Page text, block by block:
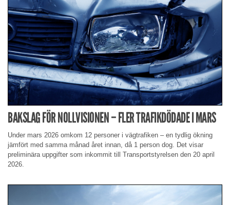
BAKSLAG FÖR NOLLVISIONEN – FLER TRAFIKDÖDADE I MARS
Under mars 2026 omkom 12 personer i vägtrafiken – en tydlig ökning
jämfört med samma månad året innan, då 1 person dog. Det visar
preliminära uppgifter som inkommit till Transportstyrelsen den 20 april
2026.